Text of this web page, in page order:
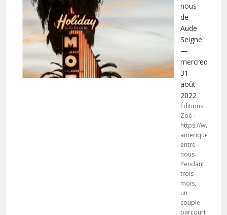
nous
de
Aude
Seigne
—
mercredi
31
août
2022
Éditions
Zoé -
https://
amerique-
entre-
nous
Pendant
trois
mois,
un
couple
parcourt